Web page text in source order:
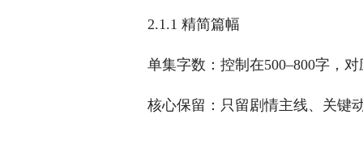
2.1.1 精简篇幅
单集字数：控制在500–800字，
核心保留：只留剧情主线、关键